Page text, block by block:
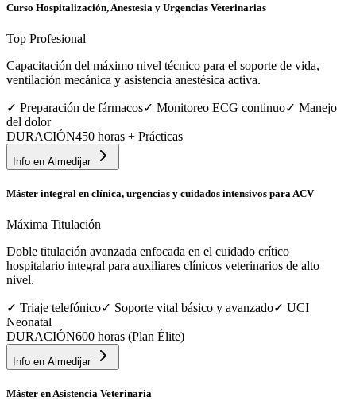
Curso Hospitalización, Anestesia y Urgencias Veterinarias
Top Profesional
Capacitación del máximo nivel técnico para el soporte de vida,
ventilación mecánica y asistencia anestésica activa.
✓ Preparación de fármacos✓ Monitoreo ECG continuo✓ Manejo
del dolor
DURACIÓN450 horas + Prácticas
Info en Almedijar
Máster integral en clínica, urgencias y cuidados intensivos para ACV
Máxima Titulación
Doble titulación avanzada enfocada en el cuidado crítico
hospitalario integral para auxiliares clínicos veterinarios de alto
nivel.
✓ Triaje telefónico✓ Soporte vital básico y avanzado✓ UCI
Neonatal
DURACIÓN600 horas (Plan Élite)
Info en Almedijar
Máster en Asistencia Veterinaria